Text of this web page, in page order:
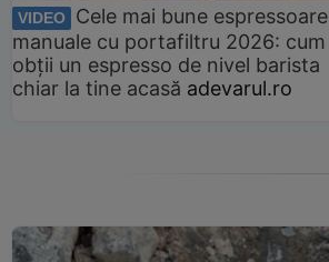
VIDEO
Cele mai bune espressoare
manuale cu portafiltru 2026: cum
obții un espresso de nivel barista
chiar la tine acasă adevarul.ro